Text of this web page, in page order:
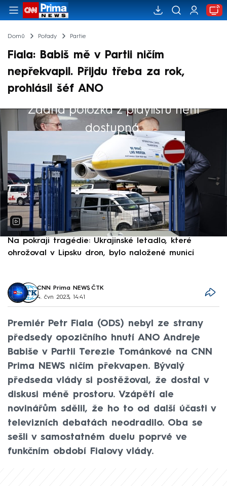
Domů Pořady Partie
Fiala: Babiš mě v Partii ničím
nepřekvapil. Přijdu třeba za rok,
prohlásil šéf ANO
Žádná položka z playlistu není
dostupná.
Výběr redakce
Na pokraji tragédie: Ukrajinské letadlo, které
ohrožoval v Lipsku dron, bylo naložené municí
CNN Prima NEWS, ČTK
4. čvn 2023, 14:41
Premiér Petr Fiala (ODS) nebyl ze strany
předsedy opozičního hnutí ANO Andreje
Babiše v Partii Terezie Tománkové na CNN
Prima NEWS ničím překvapen. Bývalý
předseda vlády si postěžoval, že dostal v
diskusi méně prostoru. Vzápětí ale
novinářům sdělil, že ho to od další účasti v
televizních debatách neodradilo. Oba se
sešli v samostatném duelu poprvé ve
funkčním období Fialovy vlády.